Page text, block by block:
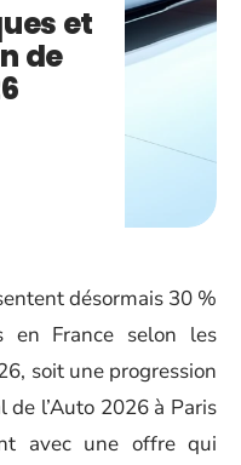
et
de
désormais 30 %
en France selon les
soit une progression
l’Auto 2026 à Paris
avec une offre qui